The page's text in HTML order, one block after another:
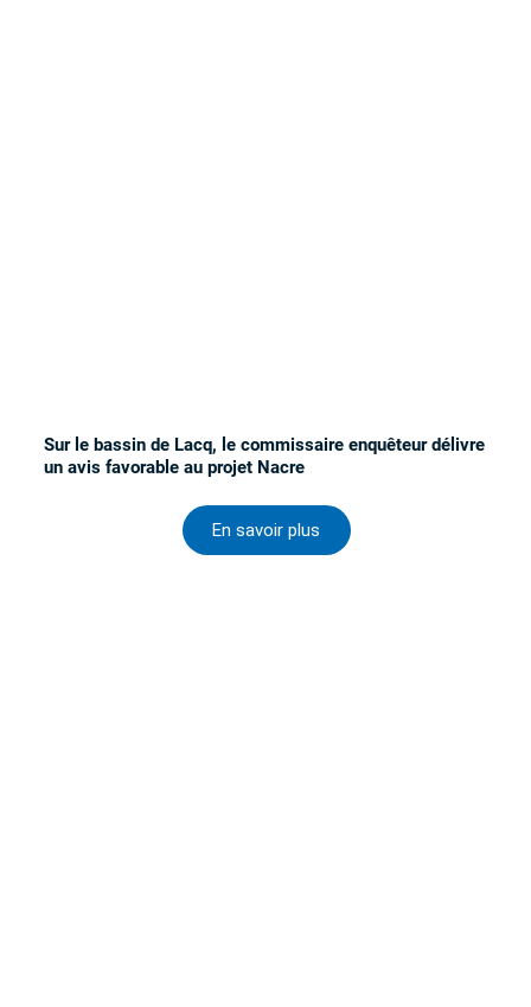
Sur le bassin de Lacq, le commissaire enquêteur délivre
un avis favorable au projet Nacre
En savoir plus